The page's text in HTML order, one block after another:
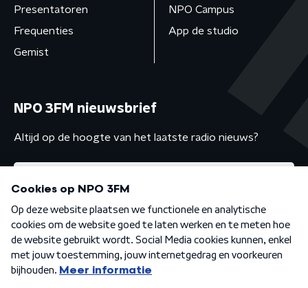
Presentatoren
Frequenties
Gemist
NPO Campus
App de studio
NPO 3FM nieuwsbrief
Altijd op de hoogte van het laatste radio nieuws?
Algemene voorwaarden Privacybeleid